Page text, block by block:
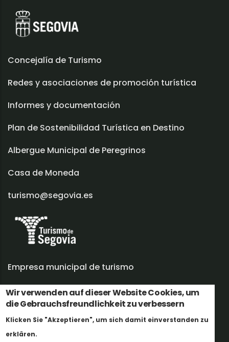
Wir verwenden auf dieser Website Cookies, um
die Gebrauchsfreundlichkeit zu verbessern
Klicken Sie "Akzeptieren", um sich damit einverstanden zu
erklären.
Concejalía de Turismo
Redes y asociaciones de promoción turística
Informes y documentación
Plan de Sostenibilidad Turística en Destino
Albergue Municipal de Peregrinos
Casa de Moneda
turismo@segovia.es
Empresa municipal de turismo
Trabaja con nosotros
Perfil del contratante